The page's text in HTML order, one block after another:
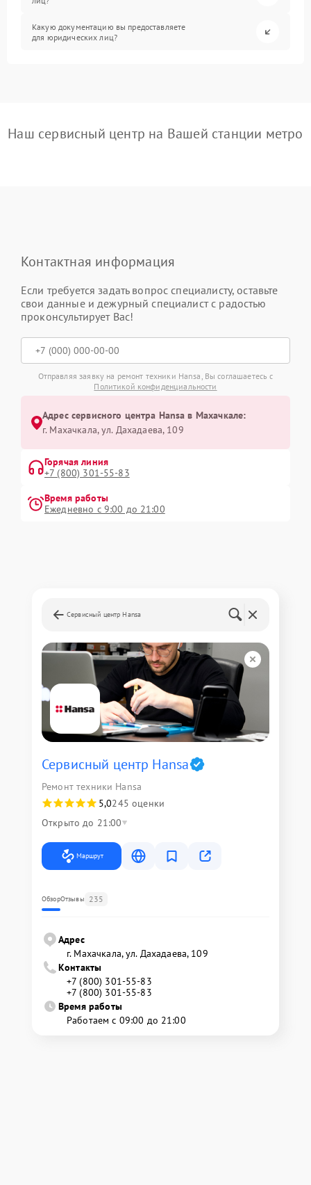
Какую документацию вы предоставляете
для юридических лиц?
Наш сервисный центр на Вашей станции метро
Контактная информация
Если требуется задать вопрос специалисту, оставьте
свои данные и дежурный специалист с радостью
проконсультирует Вас!
Отправляя заявку на ремонт техники Hansa, Вы соглашаетесь с
Политикой конфиденциальности
Адрес сервисного центра Hansa в Махачкале:
г. Махачкала, ул. Дахадаева, 109
Горячая линия
+7 (800) 301-55-83
Время работы
Ежедневно с 9:00 до 21:00
Сервисный центр Hansa
Сервисный центр Hansa
Ремонт техники Hansa
5,0245 оценки
Открыто до 21:00
Маршрут
ОбзорОтзывы 235
Адрес
г. Махачкала, ул. Дахадаева, 109
Контакты
+7 (800) 301-55-83
+7 (800) 301-55-83
Время работы
Работаем с 09:00 до 21:00